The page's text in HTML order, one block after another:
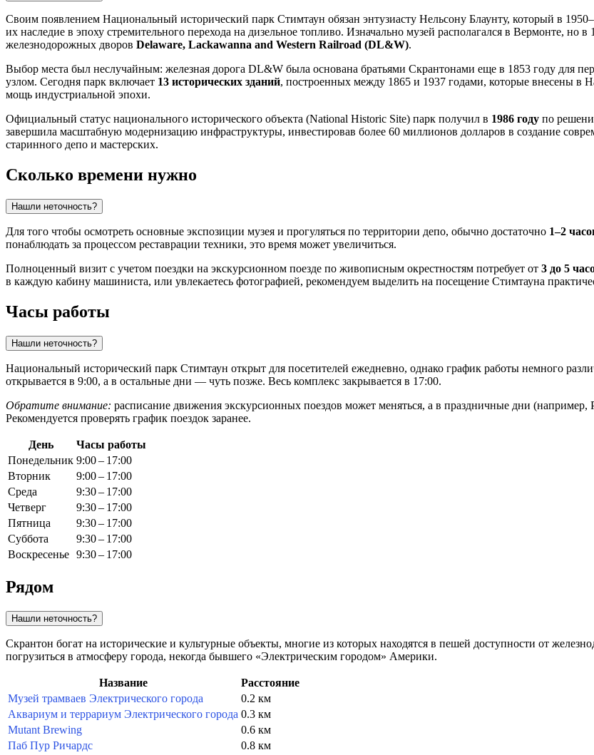
Своим появлением Национальный исторический парк Стимтаун обязан энтузиасту Нельсону Блаунту, который в
их наследие в эпоху стремительного перехода на дизельное топливо. Изначально музей располагался в Вермонте, но в
железнодорожных дворов Delaware, Lackawanna and Western Railroad (DL&W).
Выбор места был неслучайным: железная дорога DL&W была основана братьями Скрантонами еще в 1853 году для
узлом. Сегодня парк включает 13 исторических зданий, построенных между 1865 и 1937 годами, которые внесены в
мощь индустриальной эпохи.
Официальный статус национального исторического объекта (National Historic Site) парк получил в 1986 году по
завершила масштабную модернизацию инфраструктуры, инвестировав более 60 миллионов долларов в создание
старинного депо и мастерских.
Сколько времени нужно
Нашли неточность?
Для того чтобы осмотреть основные экспозиции музея и прогуляться по территории депо, обычно достаточно 1–2
понаблюдать за процессом реставрации техники, это время может увеличиться.
Полноценный визит с учетом поездки на экскурсионном поезде по живописным окрестностям потребует от 3 до 5
в каждую кабину машиниста, или увлекаетесь фотографией, рекомендуем выделить на посещение Стимтауна
Часы работы
Нашли неточность?
Национальный исторический парк Стимтаун открыт для посетителей ежедневно, однако график работы немного
открывается в 9:00, а в остальные дни — чуть позже. Весь комплекс закрывается в 17:00.
Обратите внимание: расписание движения экскурсионных поездов может меняться, а в праздничные дни
Рекомендуется проверять график поездок заранее.
День
Часы работы
Понедельник 9:00 – 17:00
Вторник
9:00 – 17:00
Среда
9:30 – 17:00
Четверг
9:30 – 17:00
Пятница
9:30 – 17:00
Суббота
9:30 – 17:00
Воскресенье 9:30 – 17:00
Рядом
Нашли неточность?
Скрантон богат на исторические и культурные объекты, многие из которых находятся в пешей доступности от
погрузиться в атмосферу города, некогда бывшего «Электрическим городом» Америки.
Название
Расстояние
Музей трамваев Электрического города
0.2 км
Аквариум и террариум Электрического города 0.3 км
Mutant Brewing
0.6 км
Паб Пур Ричардс
0.8 км